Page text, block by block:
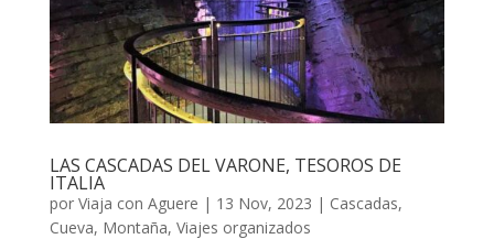
LAS CASCADAS DEL VARONE, TESOROS DE
ITALIA
por Viaja con Aguere | 13 Nov, 2023 | Cascadas,
Cueva, Montaña, Viajes organizados